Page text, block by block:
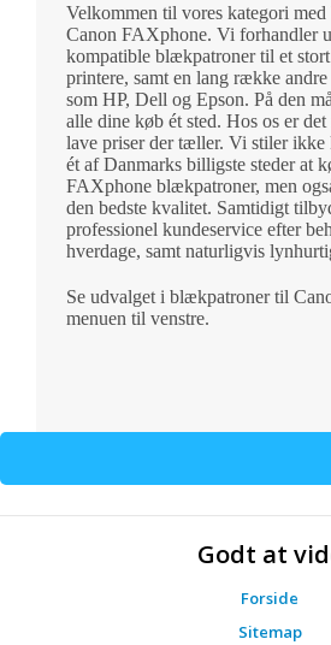
Velkommen til vores kategori
Canon FAXphone. Vi forhandler
kompatible blækpatroner til et
printere, samt en lang række
som HP, Dell og Epson. På den
alle dine køb ét sted. Hos os er
lave priser der tæller. Vi stiler
ét af Danmarks billigste steder at
FAXphone blækpatroner, men
den bedste kvalitet. Samtidigt
professionel kundeservice efter
hverdage, samt naturligvis
Se udvalget i blækpatroner til
menuen til venstre.
Godt at
Forside
Sitemap